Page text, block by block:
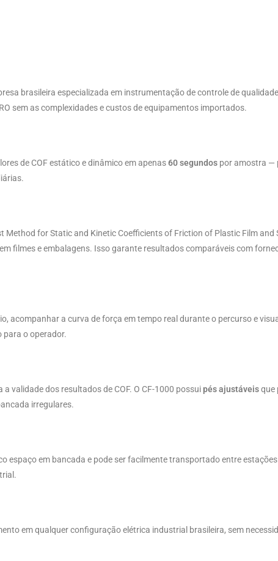
brasileira especializada em instrumentação de controle de
sem as complexidades e custos de equipamentos importados.
de COF estático e dinâmico em apenas60 segundos por amostra —
Method for Static and Kinetic Coefficients of Friction of Plastic Film and
filmes e embalagens. Isso garante resultados comparáveis com
acompanhar a curva de força em tempo real durante o percurso e
para o operador.
validade dos resultados de COF. O CF-1000 possuipés ajustáveisque
irregulares.
espaço em bancada e pode ser facilmente transportado entre
em qualquer configuração elétrica industrial brasileira, sem